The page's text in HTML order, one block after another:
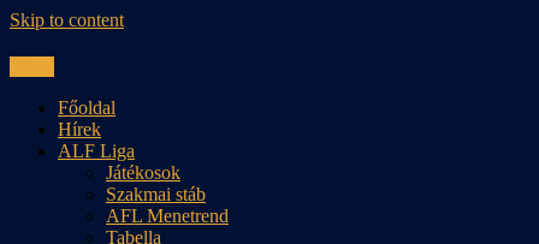
Skip to content
Főoldal
Hírek
ALF Liga
Játékosok
Szakmai stáb
AFL Menetrend
Tabella